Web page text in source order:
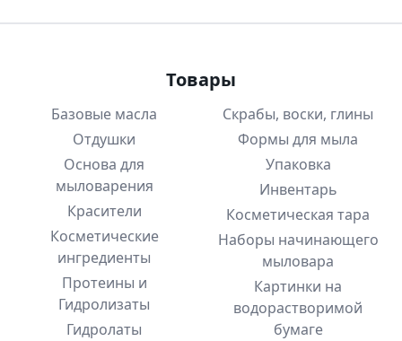
Товары
Базовые масла
Отдушки
Основа для
мыловарения
Красители
Косметические
ингредиенты
Протеины и
Гидролизаты
Гидролаты
Скрабы, воски, глины
Формы для мыла
Упаковка
Инвентарь
Косметическая тара
Наборы начинающего
мыловара
Картинки на
водорастворимой
бумаге